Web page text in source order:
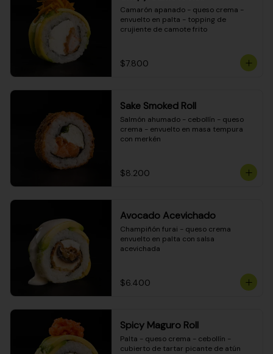
Camarón apanado - queso crema -
envuelto en palta - topping de
crujiente de camote frito
$7.800
Sake Smoked Roll
Salmón ahumado - cebollín - queso
crema - envuelto en masa tempura
con merkén
$8.200
Avocado Acevichado
Champiñón furai - queso crema
envuelto en palta con salsa
acevichada
$6.400
Spicy Maguro Roll
Palta - queso crema - cebollín -
cubierto de tartar picante de atún